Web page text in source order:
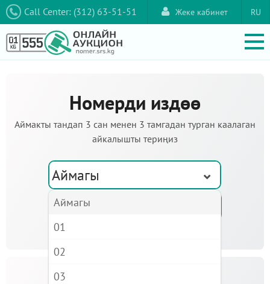
Call Center: (312) 63-51-51 RU
Жеке кабинет
Номерди издөө
Аймакты тандап 3 сан менен 3 тамгадан турган каалаган
айкалышты териңиз
Аймагы
Аймагы
01
02
03